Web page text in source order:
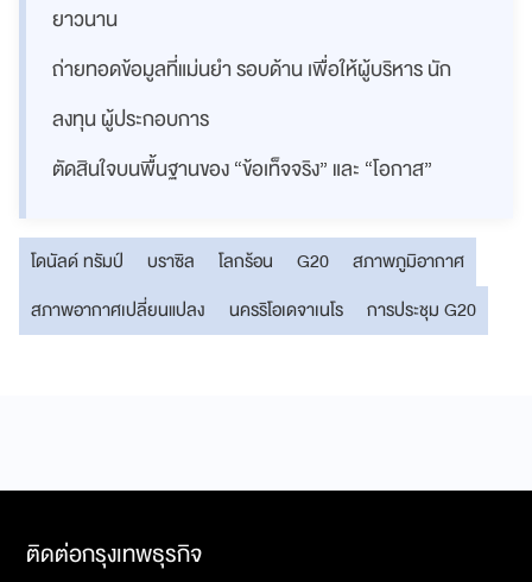
ยาวนาน
ถ่ายทอดข้อมูลที่แม่นยำ รอบด้าน เพื่อให้ผู้บริหาร นัก
ลงทุน ผู้ประกอบการ
ตัดสินใจบนพื้นฐานของ “ข้อเท็จจริง” และ “โอกาส”
โดนัลด์ ทรัมป์ บราซิล โลกร้อน G20
สภาพภูมิอากาศ
สภาพอากาศเปลี่ยนแปลง
นครริโอเดจาเนโร การประชุม G20
ติดต่อกรุงเทพธุรกิจ